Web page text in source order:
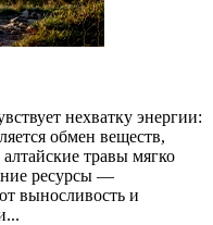
нехватку энергии:
обмен веществ,
травы мягко
ресурсы —
выносливость и